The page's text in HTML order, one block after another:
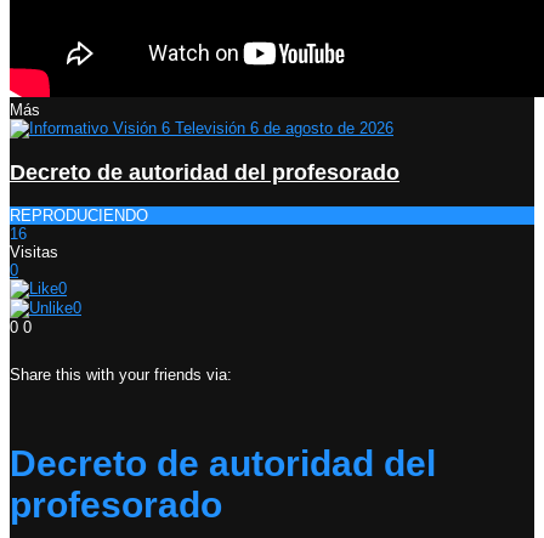
Más
Decreto de autoridad del profesorado
REPRODUCIENDO
16
Visitas
0
0
0
0 0
Share this with your friends via:
Decreto de autoridad del
profesorado